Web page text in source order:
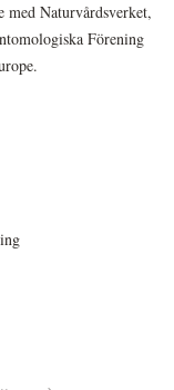
med Naturvårdsverket,
Förening